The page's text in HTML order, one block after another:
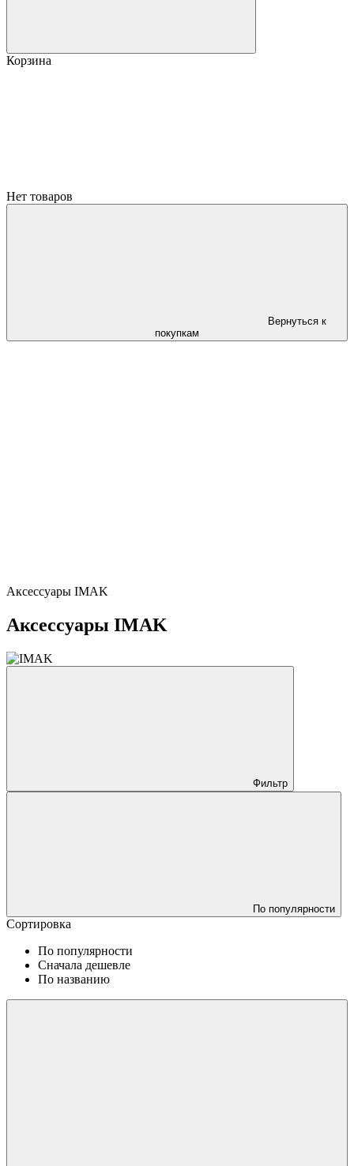
Корзина
Нет товаров
Вернуться к
покупкам
Аксессуары IMAK
Аксессуары IMAK
Фильтр
По популярности
Сортировка
По популярности
Сначала дешевле
По названию